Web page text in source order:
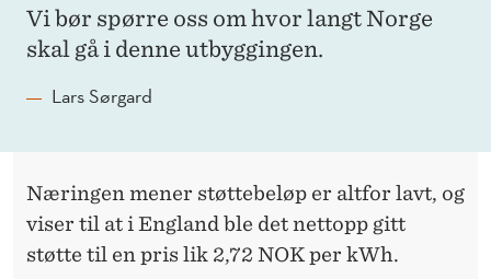
Vi bør spørre oss om hvor langt Norge
skal gå i denne utbyggingen.
Lars Sørgard
Næringen mener støttebeløp er altfor lavt, og
viser til at i England ble det nettopp gitt
støtte til en pris lik 2,72 NOK per kWh.